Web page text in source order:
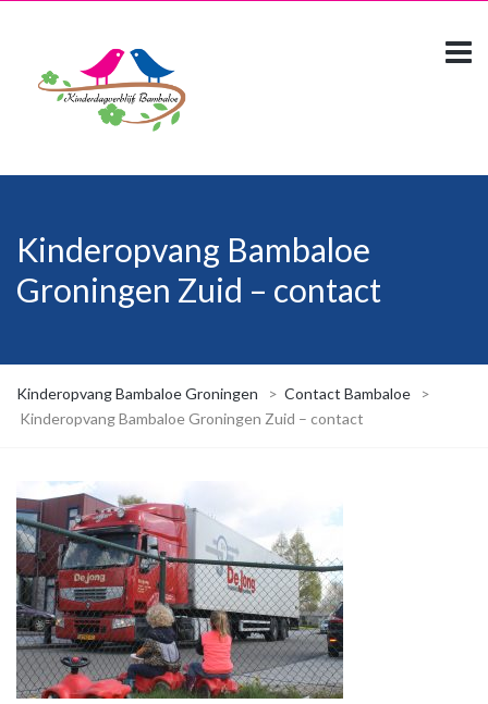
Kinderopvang Bambaloe
Groningen Zuid – contact
Kinderopvang Bambaloe Groningen > Contact Bambaloe
>
Kinderopvang Bambaloe Groningen Zuid – contact